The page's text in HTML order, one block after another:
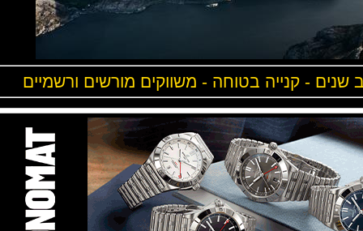
- קנייה בטוחה - משווקים מורשים ורשמיים